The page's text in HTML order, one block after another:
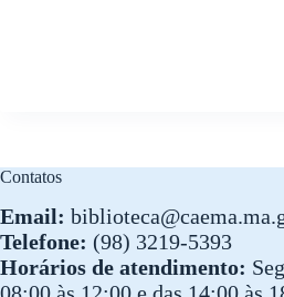
Contatos
Email:
Telefone: (98) 3219-5393
Horários de atendimento: